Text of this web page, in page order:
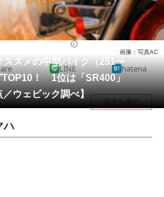
教育・育児
リサーチ
ージ
ンド
スメの中型バイク（251〜
TOP10！ 1位は「SR400」
ウェビック調べ】
画像：写真AC
LINE hatena
目次を表示
ハ